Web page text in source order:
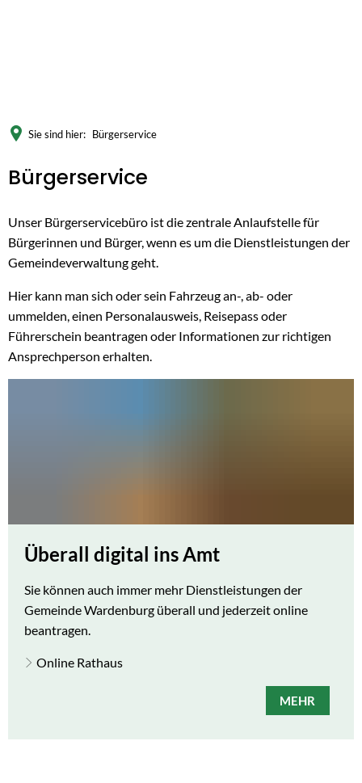
Sie sind hier: Bürgerservice
Bürgerservice
Unser Bürgerservicebüro ist die zentrale Anlaufstelle für
Bürgerinnen und Bürger, wenn es um die Dienstleistungen der
Gemeindeverwaltung geht.
Hier kann man sich oder sein Fahrzeug an-, ab- oder
ummelden, einen Personalausweis, Reisepass oder
Führerschein beantragen oder Informationen zur richtigen
Ansprechperson erhalten.
Überall digital ins Amt
Sie können auch immer mehr Dienstleistungen der
Gemeinde Wardenburg überall und jederzeit online
beantragen.
Online Rathaus
MEHR